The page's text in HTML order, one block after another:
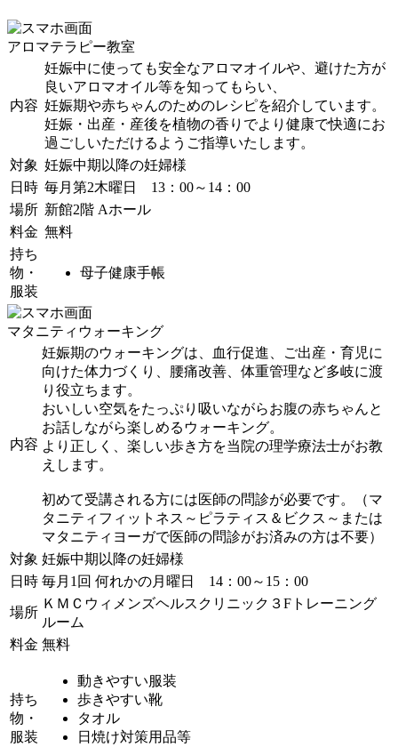
アロマテラピー教室
内容
妊娠中に使っても安全なアロマオイルや、避けた方が
良いアロマオイル等を知ってもらい、
妊娠期や赤ちゃんのためのレシピを紹介しています。
妊娠・出産・産後を植物の香りでより健康で快適にお
過ごしいただけるようご指導いたします。
対象 妊娠中期以降の妊婦様
日時 毎月第2木曜日 13：00～14：00
場所 新館2階 Aホール
料金 無料
持ち
物・
服装
母子健康手帳
マタニティウォーキング
内容
妊娠期のウォーキングは、血行促進、ご出産・育児に
向けた体力づくり、腰痛改善、体重管理など多岐に渡
り役立ちます。
おいしい空気をたっぷり吸いながらお腹の赤ちゃんと
お話しながら楽しめるウォーキング。
より正しく、楽しい歩き方を当院の理学療法士がお教
えします。
初めて受講される方には医師の問診が必要です。（マ
タニティフィットネス～ピラティス＆ビクス～または
マタニティヨーガで医師の問診がお済みの方は不要）
対象 妊娠中期以降の妊婦様
日時 毎月1回 何れかの月曜日 14：00～15：00
場所
ＫＭＣウィメンズヘルスクリニック３Fトレーニング
ルーム
料金 無料
持ち
物・
服装
動きやすい服装
歩きやすい靴
タオル
日焼け対策用品等